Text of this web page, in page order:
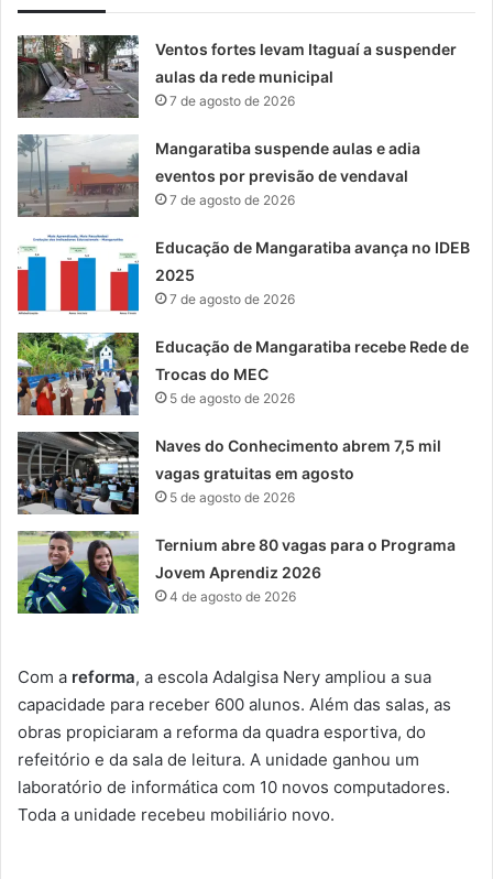
Ventos fortes levam Itaguaí a suspender
aulas da rede municipal
7 de agosto de 2026
Mangaratiba suspende aulas e adia
eventos por previsão de vendaval
7 de agosto de 2026
Educação de Mangaratiba avança no IDEB
2025
7 de agosto de 2026
Educação de Mangaratiba recebe Rede de
Trocas do MEC
5 de agosto de 2026
Naves do Conhecimento abrem 7,5 mil
vagas gratuitas em agosto
5 de agosto de 2026
Ternium abre 80 vagas para o Programa
Jovem Aprendiz 2026
4 de agosto de 2026
Com a reforma, a escola Adalgisa Nery ampliou a sua
capacidade para receber 600 alunos. Além das salas, as
obras propiciaram a reforma da quadra esportiva, do
refeitório e da sala de leitura. A unidade ganhou um
laboratório de informática com 10 novos computadores.
Toda a unidade recebeu mobiliário novo.